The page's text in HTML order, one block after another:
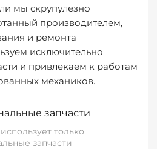
мы скрупулезно
производителем,
и ремонта
исключительно
и привлекаем к работам
механиков.
запчасти
только
запчасти